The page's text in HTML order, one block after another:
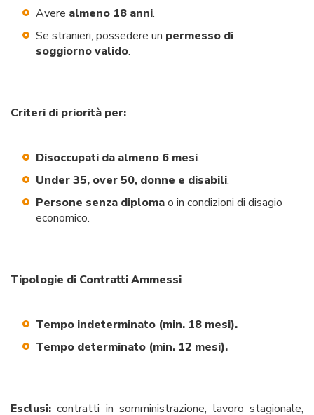
Avere almeno 18 anni.
Se stranieri, possedere un permesso di
soggiorno valido.
Criteri di priorità per:
Disoccupati da almeno 6 mesi.
Under 35, over 50, donne e disabili.
Persone senza diplomao in condizioni di disagio
economico.
Tipologie di Contratti Ammessi
Tempo indeterminato (min. 18 mesi).
Tempo determinato (min. 12 mesi).
Esclusi: contratti in somministrazione, lavoro stagionale,